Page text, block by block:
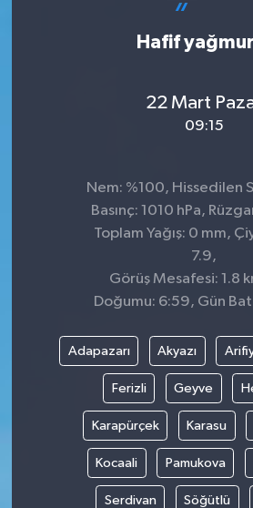
Hafif
22 Mart
09:15
Nem: %100, Hissedilen
Basınç: 1010 hPa,
Toplam Yağış: 0 mm,
7.9,
Görüş Mesafesi: 1.8
Doğumu: 6:59, Gün
Adapazarı Akyazı
Ferizli Geyve
Karapürçek Karasu
Kocaali Pamukova
Serdivan Söğütlü